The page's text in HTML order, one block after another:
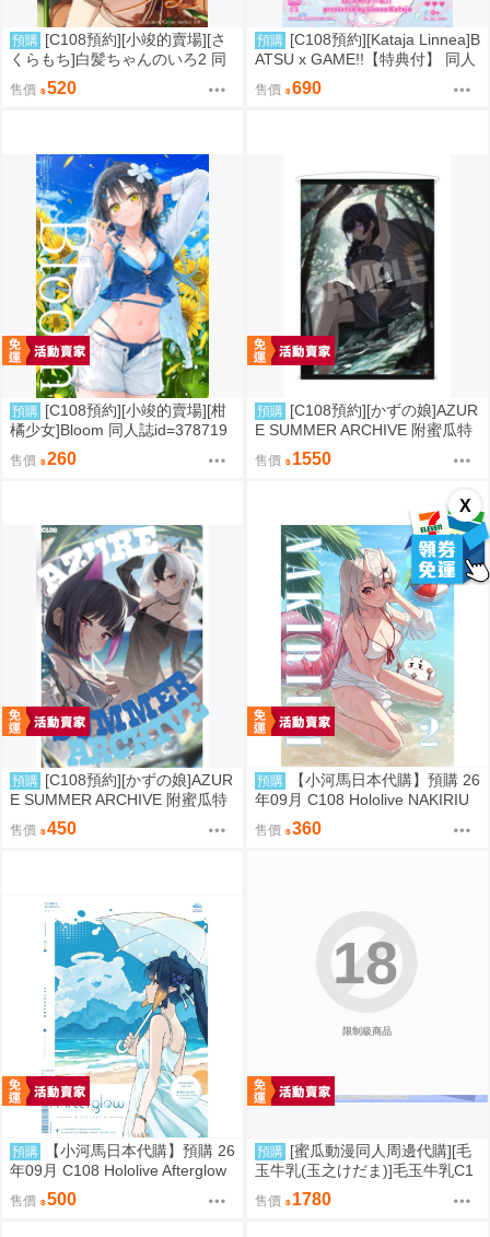
X
預購 [C108預約][小竣的賣場][さ
くらもち]白髪ちゃんのいろ2 同
人誌id=3784093
售價 520
預購 [C108預約][Kataja Linnea]B
ATSU x GAME!!【特典付】 同人
誌id=3787280
售價 690
預購 [C108預約][小竣的賣場][柑
橘少女]Bloom 同人誌id=378719
售價 260
預購 [C108預約][かずの娘]AZUR
E SUMMER ARCHIVE 附蜜瓜特
典小卡+B2掛軸 蔚藍檔案 同人誌i
d=3726220
售價 1550
預購 [C108預約][かずの娘]AZUR
E SUMMER ARCHIVE 附蜜瓜特
典小卡 蔚藍檔案 同人誌id=3786
337
售價 450
預購
【小河馬日本代購】預購 26
年09月 C108 Hololive NAKIRIU
M2 繪師:李神の落書き場
售價 360
預購
【小河馬日本代購】預購 26
年09月 C108 Hololive Afterglow
繪師:カノチ
售價 500
限制級商品
18
預購 [蜜瓜動漫同人周邊代購][毛
玉牛乳(玉之けだま)]毛玉牛乳C1
08新刊セット(同人誌)
售價 1780